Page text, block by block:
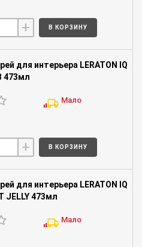
+ В КОРЗИНУ
для интерьера LERATON IQ
473мл
Мало
+ В КОРЗИНУ
для интерьера LERATON IQ
JELLY 473мл
Мало